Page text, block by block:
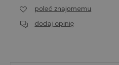
poleć znajomemu
dodaj opinię